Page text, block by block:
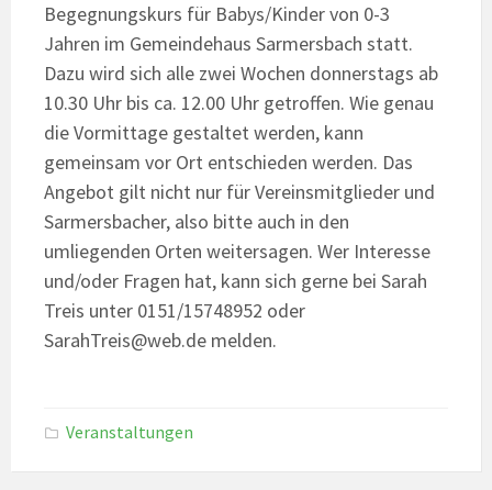
Begegnungskurs für Babys/Kinder von 0-3
Jahren im Gemeindehaus Sarmersbach statt.
Dazu wird sich alle zwei Wochen donnerstags ab
10.30 Uhr bis ca. 12.00 Uhr getroffen. Wie genau
die Vormittage gestaltet werden, kann
gemeinsam vor Ort entschieden werden. Das
Angebot gilt nicht nur für Vereinsmitglieder und
Sarmersbacher, also bitte auch in den
umliegenden Orten weitersagen. Wer Interesse
und/oder Fragen hat, kann sich gerne bei Sarah
Treis unter 0151/15748952 oder
SarahTreis@web.de melden.
Veranstaltungen